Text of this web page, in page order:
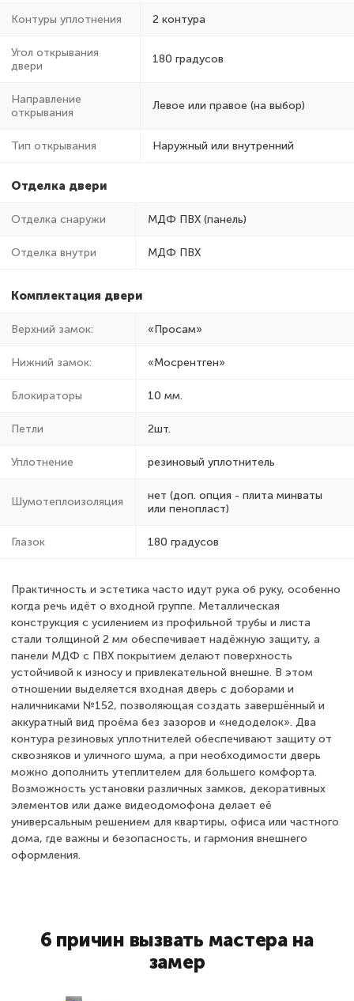
Контуры уплотнения 2 контура
Угол открывания
двери
180 градусов
Направление
открывания
Левое или правое (на выбор)
Тип открывания Наружный или внутренний
Отделка двери
Отделка снаружи МДФ ПВХ (панель)
Отделка внутри МДФ ПВХ
Комплектация двери
Верхний замок: «Просам»
Нижний замок: «Мосрентген»
Блокираторы 10 мм.
Петли 2шт.
Уплотнение резиновый уплотнитель
Шумотеплоизоляция
нет (доп. опция - плита минваты
или пенопласт)
Глазок 180 градусов
Практичность и эстетика часто идут рука об руку, особенно
когда речь идёт о входной группе. Металлическая
конструкция с усилением из профильной трубы и листа
стали толщиной 2 мм обеспечивает надёжную защиту, а
панели МДФ с ПВХ покрытием делают поверхность
устойчивой к износу и привлекательной внешне. В этом
отношении выделяется входная дверь с доборами и
наличниками №152, позволяющая создать завершённый и
аккуратный вид проёма без зазоров и «недоделок». Два
контура резиновых уплотнителей обеспечивают защиту от
сквозняков и уличного шума, а при необходимости дверь
можно дополнить утеплителем для большего комфорта.
Возможность установки различных замков, декоративных
элементов или даже видеодомофона делает её
универсальным решением для квартиры, офиса или частного
дома, где важны и безопасность, и гармония внешнего
оформления.
6 причин вызвать мастера на
замер